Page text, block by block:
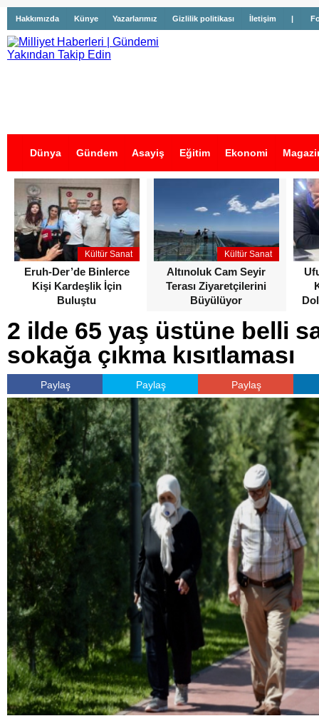
Hakkımızda Künye Yazarlarımız Gizlilik politikası İletişim |
Dünya Gündem Asayiş Eğitim Ekonomi
İş İlanları
Kültür Sanat
Eruh-Der’de Binlerce
Kişi Kardeşlik İçin
Buluştu
Kültür Sanat
Altınoluk Cam Seyir
Terası Ziyaretçilerini
Büyülüyor
2 ilde 65 yaş üstüne belli
sokağa çıkma kısıtlaması
Paylaş Paylaş Paylaş